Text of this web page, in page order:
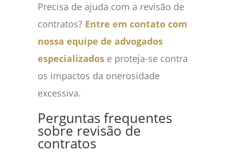
Precisa de ajuda com a revisão de
contratos? Entre em contato com
nossa equipe de advogados
especializados e proteja-se contra
os impactos da onerosidade
excessiva.
Perguntas frequentes
sobre revisão de
contratos